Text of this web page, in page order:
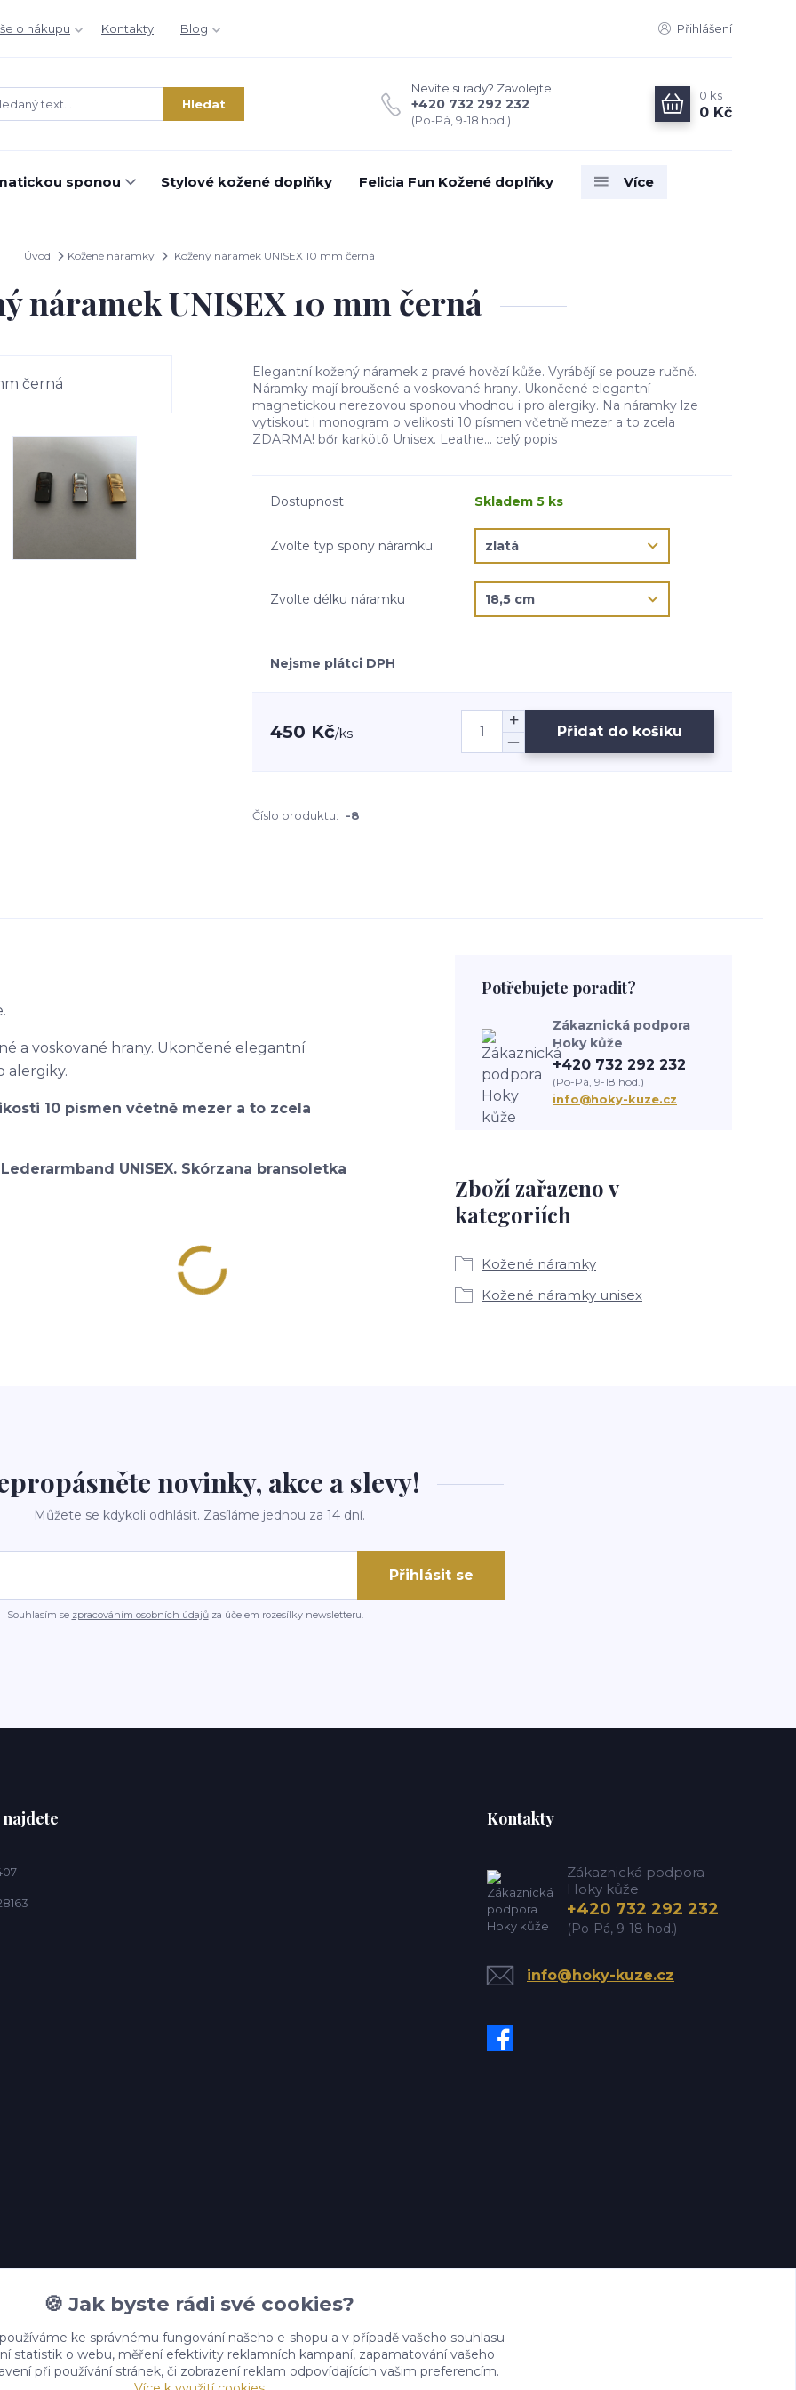
o nákupu Kontakty Blog Přihlášení
Hledat
Nevíte si rady? Zavolejte.
+420 732 292 232
(Po-Pá, 9-18 hod.)
0 ks
0 Kč
sponou Stylové kožené doplňky Felicia Fun Kožené doplňky Více
Úvod Kožené náramky Kožený náramek UNISEX 10 mm černá
náramek UNISEX 10 mm černá
Elegantní kožený náramek z pravé hovězí kůže. Vyrábějí se pouze ručně.
Náramky mají broušené a voskované hrany. Ukončené elegantní
magnetickou nerezovou sponou vhodnou i pro alergiky. Na náramky lze
vytiskout i monogram o velikosti 10 písmen včetně mezer a to zcela
ZDARMA! bőr karkötõ Unisex. Leathe... celý popis
Dostupnost Skladem 5 ks
Zvolte typ spony náramku
Zvolte délku náramku
Nejsme plátci DPH
450 Kč/ks Přidat do košíku
Číslo produktu: -8
a voskované hrany. Ukončené elegantní
alergiky.
10 písmen včetně mezer a to zcela
UNISEX. Skórzana bransoletka
Zboží zařazeno v
kategoriích
Kožené náramky
Kožené náramky unisex
Potřebujete poradit?
Zákaznická podpora
Hoky kůže
+420 732 292 232
(Po-Pá, 9-18 hod.)
info@hoky-kuze.cz
novinky, akce a slevy!
Můžete se kdykoli odhlásit. Zasíláme jednou za 14 dní.
Přihlásit se
Souhlasím se zpracováním osobních údajůza účelem rozesílky newsletteru.
Kontakty
Zákaznická podpora
Hoky kůže
+420 732 292 232
(Po-Pá, 9-18 hod.)
info@hoky-kuze.cz
🍪 Jak byste rádi své cookies?
ke správnému fungování našeho e-shopu a v případě vašeho souhlasu
statistik o webu, měření efektivity reklamních kampaní, zapamatování vašeho
při používání stránek, či zobrazení reklam odpovídajících vašim preferencím.